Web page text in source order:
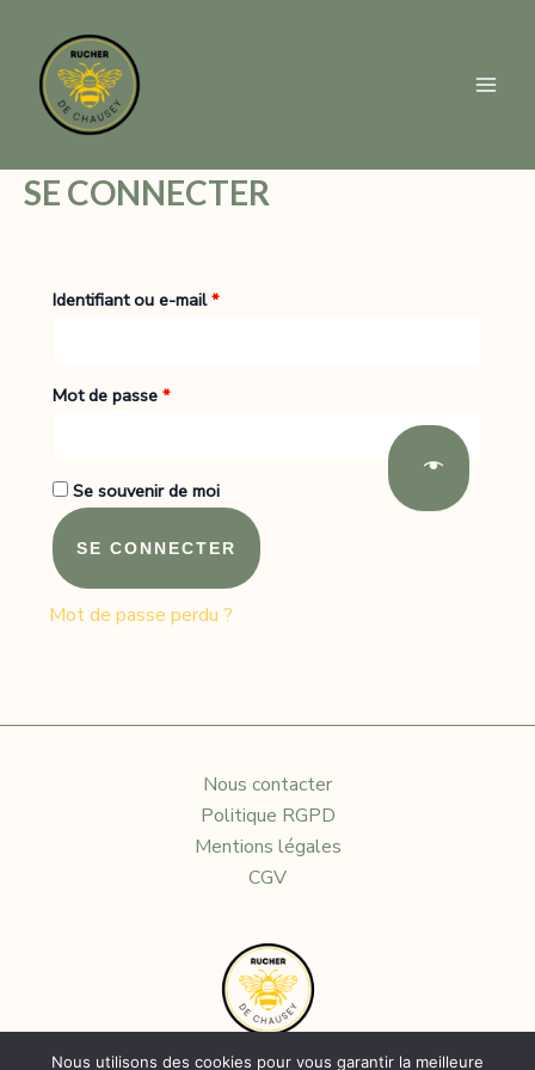
contenu
SE CONNECTER
Identifiant ou e-mail*Obligatoire
Mot de passe *Obligatoire
Se souvenir de moi
SE CONNECTER
Mot de passe perdu ?
Nous contacter
Politique RGPD
Mentions légales
CGV
Nous utilisons des cookies pour vous garantir la meilleure